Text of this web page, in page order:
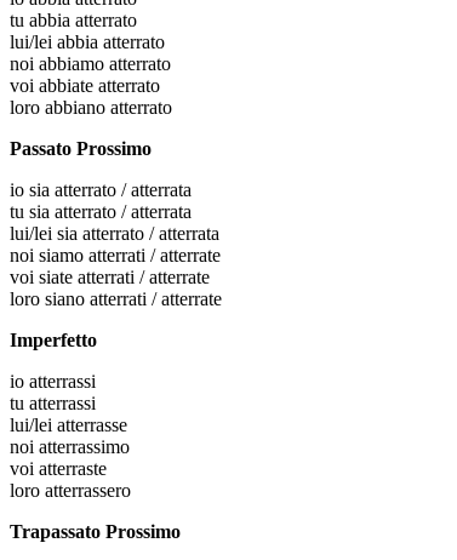
tu abbia atterrato
lui/lei abbia atterrato
noi abbiamo atterrato
voi abbiate atterrato
loro abbiano atterrato
Passato Prossimo
io sia atterrato / atterrata
tu sia atterrato / atterrata
lui/lei sia atterrato / atterrata
noi siamo atterrati / atterrate
voi siate atterrati / atterrate
loro siano atterrati / atterrate
Imperfetto
io atterrassi
tu atterrassi
lui/lei atterrasse
noi atterrassimo
voi atterraste
loro atterrassero
Trapassato Prossimo